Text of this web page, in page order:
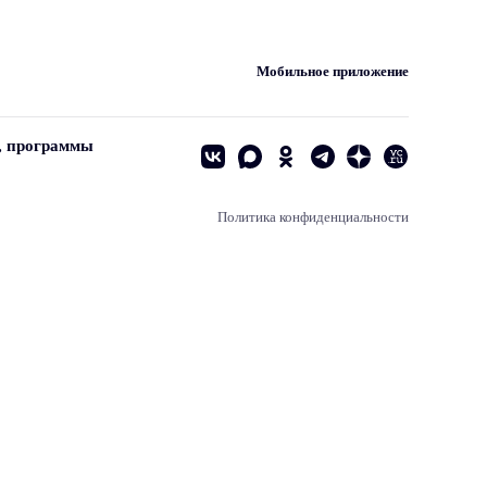
Мобильное приложение
программы
Политика конфиденциальности